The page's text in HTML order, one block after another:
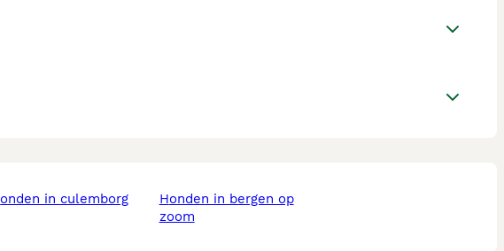
honden in culemborg
honden in bergen op
zoom